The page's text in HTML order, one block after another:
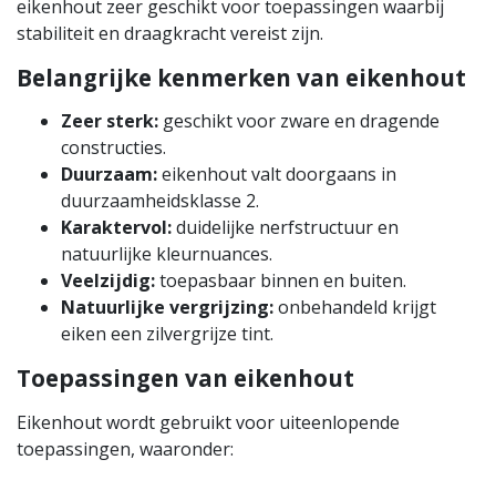
eikenhout zeer geschikt voor toepassingen waarbij
stabiliteit en draagkracht vereist zijn.
Belangrijke kenmerken van eikenhout
Zeer sterk: geschikt voor zware en dragende
constructies.
Duurzaam:eikenhout valt doorgaans in
duurzaamheidsklasse 2.
Karaktervol:duidelijke nerfstructuur en
natuurlijke kleurnuances.
Veelzijdig:toepasbaar binnen en buiten.
Natuurlijke vergrijzing:onbehandeld krijgt
eiken een zilvergrijze tint.
Toepassingen van eikenhout
Eikenhout wordt gebruikt voor uiteenlopende
toepassingen, waaronder: